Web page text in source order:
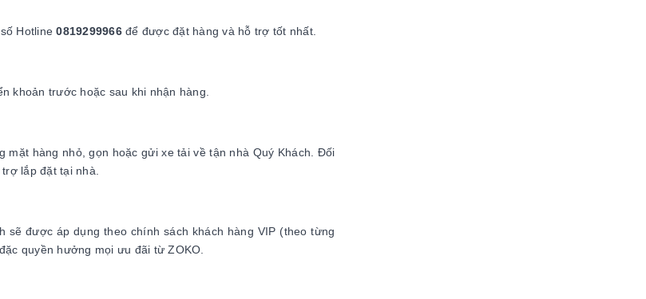
Hotline0819299966 để được đặt hàng và hỗ trợ tốt nhất.
khoản trước hoặc sau khi nhận hàng.
hàng nhỏ, gọn hoặc gửi xe tải về tận nhà Quý Khách. Đối
lắp đặt tại nhà.
được áp dụng theo chính sách khách hàng VIP (theo từng
quyền hưởng mọi ưu đãi từ ZOKO.